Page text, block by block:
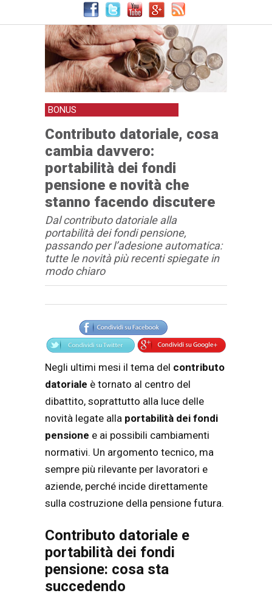
BONUS
Contributo datoriale, cosa
cambia davvero:
portabilità dei fondi
pensione e novità che
stanno facendo discutere
Dal contributo datoriale alla
portabilità dei fondi pensione,
passando per l’adesione automatica:
tutte le novità più recenti spiegate in
modo chiaro
Articolo
Testo articolo principale
Negli ultimi mesi il tema del contributo
datoriale è tornato al centro del
dibattito, soprattutto alla luce delle
novità legate alla portabilità dei fondi
pensione e ai possibili cambiamenti
normativi. Un argomento tecnico, ma
sempre più rilevante per lavoratori e
aziende, perché incide direttamente
sulla costruzione della pensione futura.
Contributo datoriale e
portabilità dei fondi
pensione: cosa sta
succedendo